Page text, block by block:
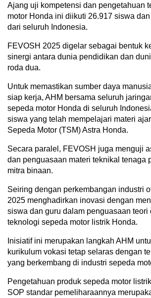
Ajang uji kompetensi dan pengetahuan
motor Honda ini diikuti 26.917 siswa
dari seluruh Indonesia.
FEVOSH 2025 digelar sebagai bentuk
sinergi antara dunia pendidikan dan
roda dua.
Untuk memastikan sumber daya
siap kerja, AHM bersama seluruh
sepeda motor Honda di seluruh
siswa yang telah mempelajari materi
Sepeda Motor (TSM) Astra Honda.
Secara paralel, FEVOSH juga menguji
dan penguasaan materi teknikal tenaga
mitra binaan.
Seiring dengan perkembangan industri
2025 menghadirkan inovasi dengan
siswa dan guru dalam penguasaan teori
teknologi sepeda motor listrik Honda.
Inisiatif ini merupakan langkah AHM
kurikulum vokasi tetap selaras dengan
yang berkembang di industri sepeda
Pengetahuan produk sepeda motor
SOP standar pemeliharaannya